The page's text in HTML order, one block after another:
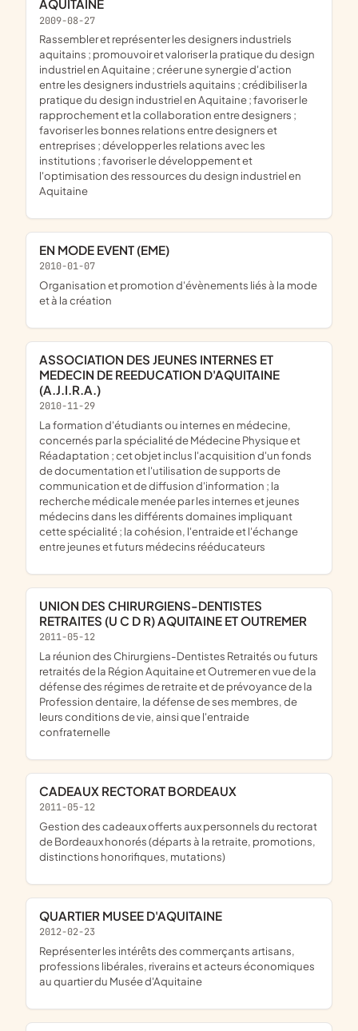
AQUITAINE
2009-08-27
rassembler et représenter les designers industriels
aquitains ; promouvoir et valoriser la pratique du design
industriel en Aquitaine ; créer une synergie d'action
entre les designers industriels aquitains ; crédibiliser la
pratique du design industriel en Aquitaine ; favoriser le
rapprochement et la collaboration entre designers ;
favoriser les bonnes relations entre designers et
entreprises ; développer les relations avec les
institutions ; favoriser le développement et
l'optimisation des ressources du design industriel en
Aquitaine
EN MODE EVENT (EME)
2010-01-07
organisation et promotion d'évènements liés à la mode
et à la création
ASSOCIATION DES JEUNES INTERNES ET
MEDECIN DE REEDUCATION D'AQUITAINE
(A.J.I.R.A.)
2010-11-29
la formation d'étudiants ou internes en médecine,
concernés par la spécialité de Médecine Physique et
Réadaptation ; cet objet inclus l'acquisition d'un fonds
de documentation et l'utilisation de supports de
communication et de diffusion d'information ; la
recherche médicale menée par les internes et jeunes
médecins dans les différents domaines impliquant
cette spécialité ; la cohésion, l'entraide et l'échange
entre jeunes et futurs médecins rééducateurs
UNION DES CHIRURGIENS-DENTISTES
RETRAITES (U C D R) AQUITAINE ET OUTREMER
2011-05-12
la réunion des Chirurgiens-Dentistes Retraités ou futurs
retraités de la Région Aquitaine et Outremer en vue de la
défense des régimes de retraite et de prévoyance de la
Profession dentaire, la défense de ses membres, de
leurs conditions de vie, ainsi que l'entraide
confraternelle
CADEAUX RECTORAT BORDEAUX
2011-05-12
gestion des cadeaux offerts aux personnels du rectorat
de Bordeaux honorés (départs à la retraite, promotions,
distinctions honorifiques, mutations)
QUARTIER MUSEE D'AQUITAINE
2012-02-23
représenter les intérêts des commerçants artisans,
professions libérales, riverains et acteurs économiques
au quartier du Musée d'Aquitaine